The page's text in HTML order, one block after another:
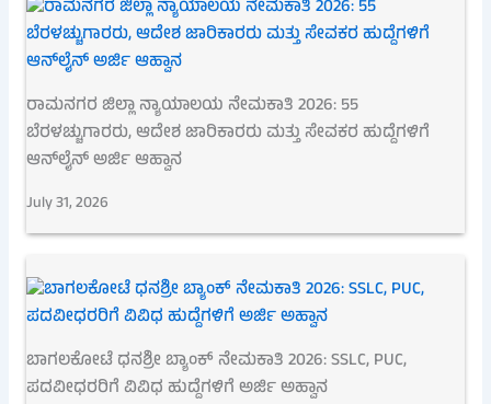
ರಾಮನಗರ ಜಿಲ್ಲಾ ನ್ಯಾಯಾಲಯ ನೇಮಕಾತಿ 2026: 55
ಬೆರಳಚ್ಚುಗಾರರು, ಆದೇಶ ಜಾರಿಕಾರರು ಮತ್ತು ಸೇವಕರ ಹುದ್ದೆಗಳಿಗೆ
ಆನ್‌ಲೈನ್ ಅರ್ಜಿ ಆಹ್ವಾನ
July 31, 2026
ಬಾಗಲಕೋಟೆ ಧನಶ್ರೀ ಬ್ಯಾಂಕ್ ನೇಮಕಾತಿ 2026: SSLC, PUC,
ಪದವೀಧರರಿಗೆ ವಿವಿಧ ಹುದ್ದೆಗಳಿಗೆ ಅರ್ಜಿ ಅಹ್ವಾನ